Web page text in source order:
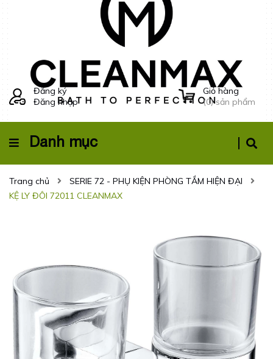
Đăng ký
Đăng nhập
Giỏ hàng
(0) sản phẩm
Danh mục
Trang chủ
SERIE 72 - PHỤ KIỆN PHÒNG TẮM HIỆN ĐẠI
KỆ LY ĐÔI 72011 CLEANMAX